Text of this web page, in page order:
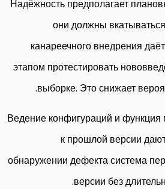
Надёжность предполагает
они должны
канареечного внедрения
этапом протестировать
выборке. Это снижает
Ведение конфигураций и функция
к прошлой версии
обнаружении дефекта система
версии без